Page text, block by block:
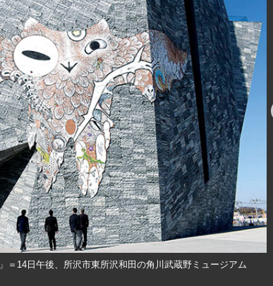
＝14日午後、所沢市東所沢和田の角川武蔵野ミュージアム